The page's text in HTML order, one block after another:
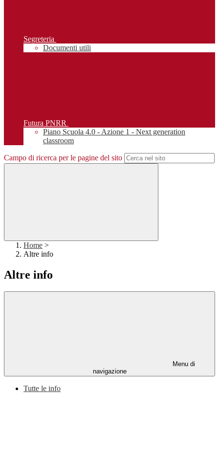
Segreteria
Documenti utili
Futura PNRR
Piano Scuola 4.0 - Azione 1 - Next generation
classroom
Campo di ricerca per le pagine del sito
Home >
Altre info
Altre info
Menu di
navigazione
Tutte le info